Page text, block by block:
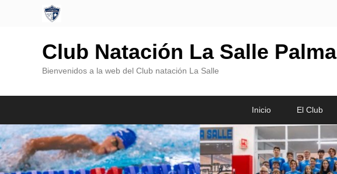
Club Natación La Salle Palma
Bienvenidos a la web del Club natación La Salle
contenido
principal
contenido
secundario
Inicio El Club